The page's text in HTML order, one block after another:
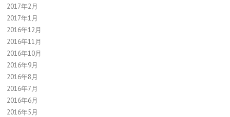
2017年2月
2017年1月
2016年12月
2016年11月
2016年10月
2016年9月
2016年8月
2016年7月
2016年6月
2016年5月